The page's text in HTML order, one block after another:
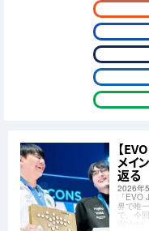
【
メイ
返る
2026年
「
界で唯
で、今
Wolves